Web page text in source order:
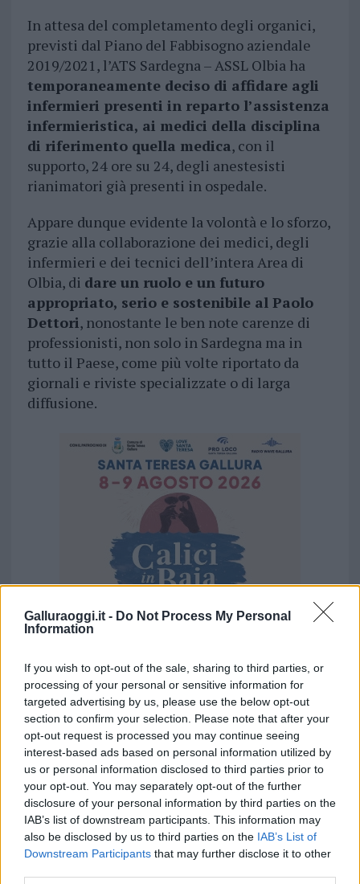
Galluraoggi.it - Do Not Process My Personal
Information
If you wish to opt-out of the sale, sharing to third parties, or
processing of your personal or sensitive information for
targeted advertising by us, please use the below opt-out
section to confirm your selection. Please note that after your
opt-out request is processed you may continue seeing
interest-based ads based on personal information utilized by
us or personal information disclosed to third parties prior to
your opt-out. You may separately opt-out of the further
disclosure of your personal information by third parties on the
IAB’s list of downstream participants. This information may
also be disclosed by us to third parties on the IAB’s List of
Downstream Participants that may further disclose it to other
In attesa del completamento degli organici,
previsti dal Piano del Fabbisogno aziendale
2019/2021, l’ATS Sardegna – ASSL Olbia ha
temporaneamente deciso di affidare agli
infermieri presenti in reparto l’assistenza
infermieristica, ai medici della disciplina
di riferimento quella medica, con il
supporto, 24 ore su 24, degli anestesisti
rianimatori già presenti in ospedale.
Appare dunque evidente la volontà e lo sforzo,
grazie alla collaborazione dei medici, degli
infermieri e dei tecnici dell’intera Area di
Olbia, di dare un ruolo e un futuro
appropriato, serio e sostenibile al Paolo
Dettori, nonostante le ben note carenze di
professionisti, non solo in Sardegna ma in
tutto il Paese, come più volte riportato da
giornali e riviste specializzate o di larga
diffusione.